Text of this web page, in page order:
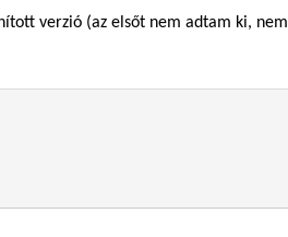
verzió (az elsőt nem adtam ki, nem